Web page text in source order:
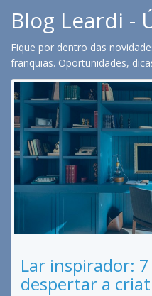
Blog Leardi -
Fique por dentro das
franquias. Oportunidades,
Lar inspirador:
despertar a